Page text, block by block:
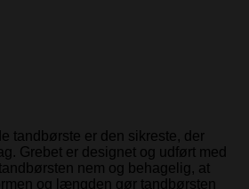
tandbørste er den sikreste, der
Grebet er designet og udført med
nem og behagelig, at
og længden gør tandbørsten